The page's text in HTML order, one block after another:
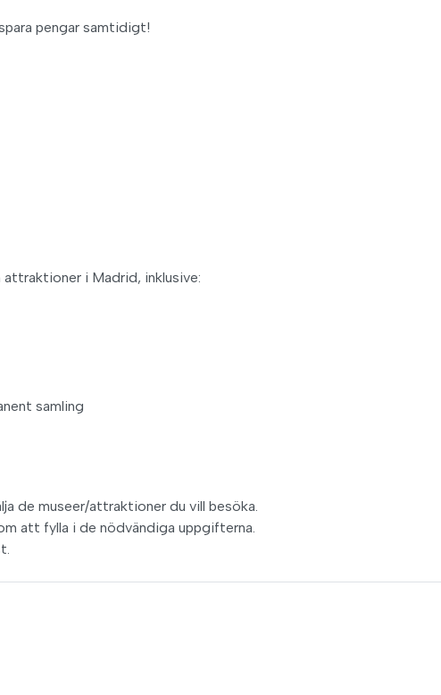
pengar samtidigt!
i Madrid, inklusive:
samling
de museer/attraktioner du vill besöka.
att fylla i de nödvändiga uppgifterna.